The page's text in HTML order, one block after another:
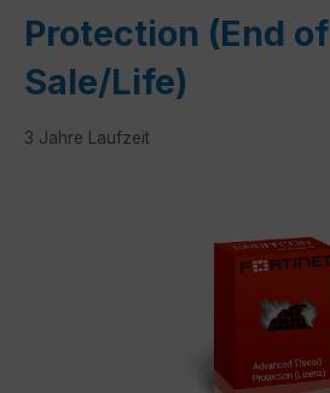
Protection (End of
Sale/Life)
3 Jahre Laufzeit